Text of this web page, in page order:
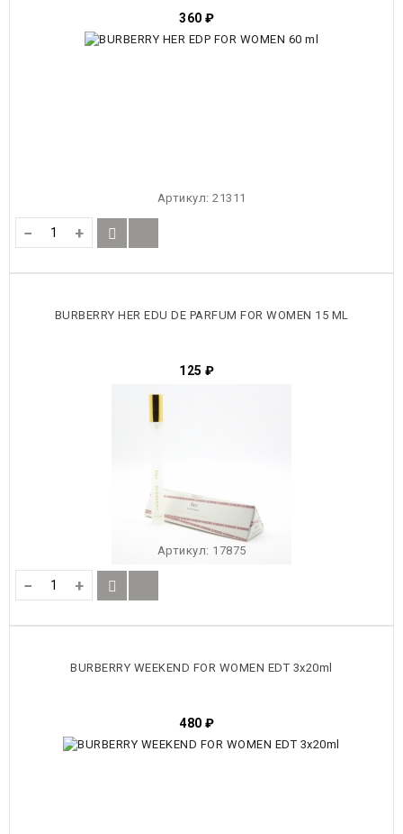
360 ₽
Артикул: 21311
− +
BURBERRY HER EDU DE PARFUM FOR WOMEN 15 ML
125 ₽
Артикул: 17875
− +
BURBERRY WEEKEND FOR WOMEN EDT 3x20ml
480 ₽